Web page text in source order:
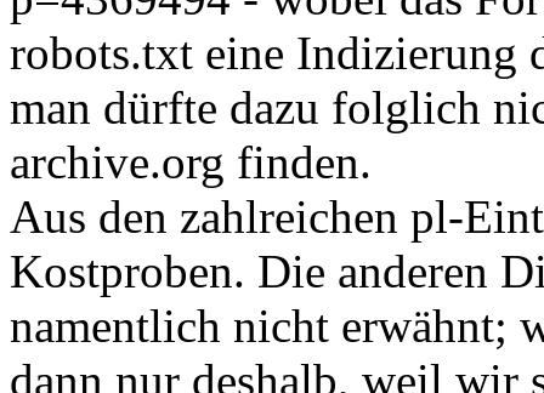
robots.txt eine Indizierung
man dürfte dazu folglich
archive.org finden.
Aus den zahlreichen pl-
Kostproben. Die anderen
namentlich nicht erwähnt;
dann nur deshalb, weil wir